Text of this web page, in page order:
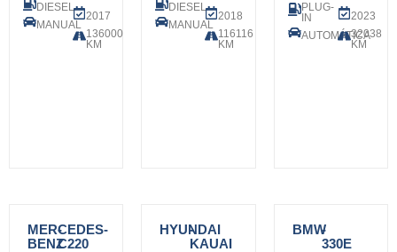
DIESEL
MANUAL
2017
136000
KM
DIESEL
MANUAL
2018
116116
KM
PLUG-
IN
AUTOMÁTICA
2023
32038
KM
MERCEDES-
BENZ
-
C220
HYUNDAI
-
KAUAI
BMW-
330E